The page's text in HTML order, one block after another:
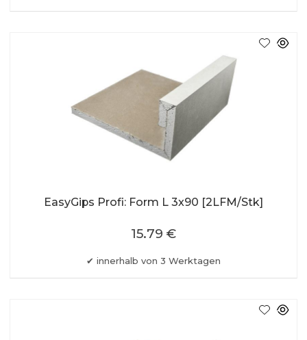
EasyGips Profi: Form L 3x90 [2LFM/Stk]
innerhalb von 3 Werktagen
15.79 €